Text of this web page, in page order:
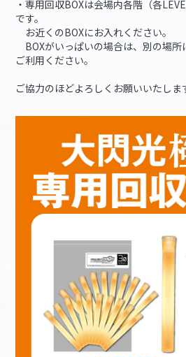
・専用回収BOXは会場内各階（各
です。
お近くのBOXにお入れください。
BOXがいっぱいの場合は、別の場所
ご利用ください。
ご協力のほどよろしくお願いいたしま